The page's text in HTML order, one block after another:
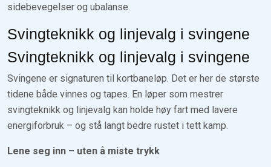
sidebevegelser og ubalanse.
Svingteknikk og linjevalg i svingene
Svingteknikk og linjevalg i svingene
Svingene er signaturen til kortbaneløp. Det er her de største
tidene både vinnes og tapes. En løper som mestrer
svingteknikk og linjevalg kan holde høy fart med lavere
energiforbruk – og stå langt bedre rustet i tett kamp.
Lene seg inn – uten å miste trykk